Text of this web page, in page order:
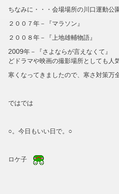
ちなみに・・・会場場所の川口運動公
２００７年－『マラソン』
２００８年－『上地雄輔物語』
2009年－『さよならが言えなくて』
どドラマや映画の撮影場所としても人
寒くなってきましたので、寒さ対策万
ではでは
○。今日もいい日で。○
ロケ子